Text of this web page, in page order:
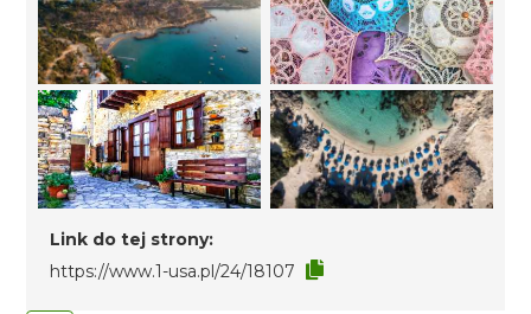
Link do tej strony:
https://www.1-usa.pl/24/18107